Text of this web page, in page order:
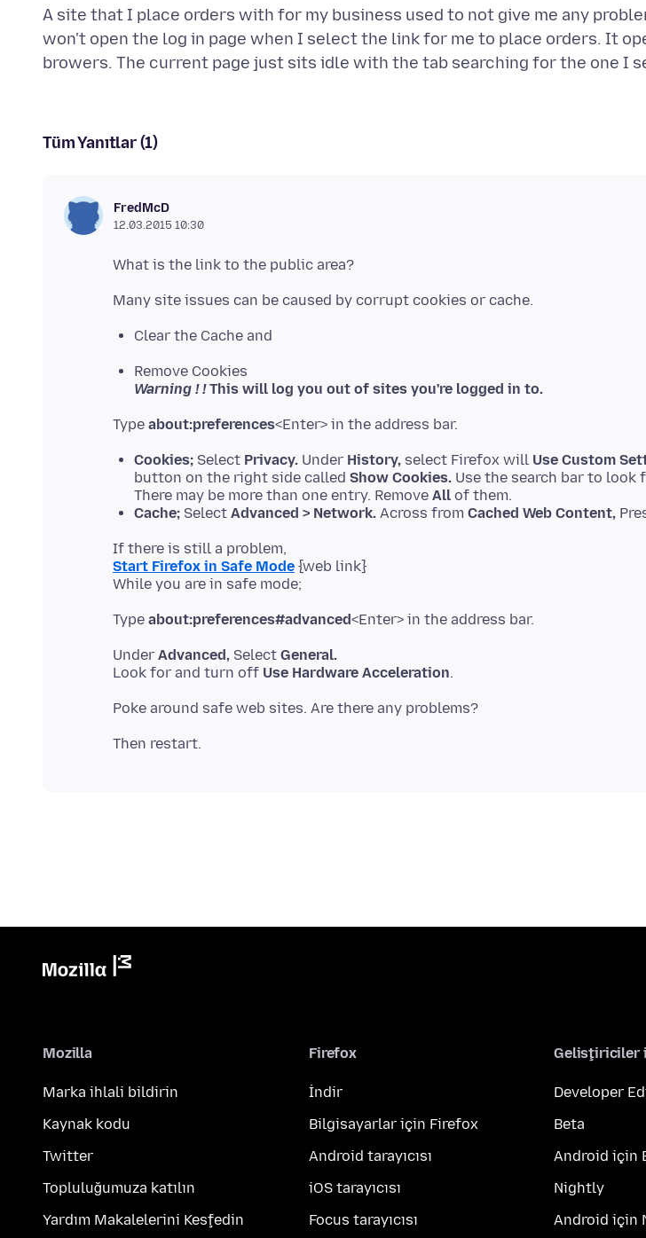
A site that I place orders with for my business used to not give me any
won't open the log in page when I select the link for me to place orders. It
Tüm Yanıtlar (1)
FredMcD
12.03.2015 10:30
Clear the Cache and
Remove Cookies
Warning ! !This will log you out of sites you're logged in to.
Type about:preferences
Cookies; Select Privacy. Under History, select Firefox will Use Custom
button on the right side called Show Cookies. Use the search bar to look
There may be more than one entry. Remove All of them.
Cache; Select Advanced > Network. Across from Cached Web Content,
Start Firefox in Safe Mode {web link}
Type about:preferences#advanced
Under Advanced, Select General.
Look for and turn off Use Hardware Acceleration
Mozilla
Marka ihlali bildirin
Kaynak kodu
Twitter
Topluluğumuza katılın
Yardım Makalelerini Keşfedin
Firefox
İndir
Bilgisayarlar için Firefox
Android tarayıcısı
iOS tarayıcısı
Focus tarayıcısı
Geliştiriciler
Developer
Beta
Android için
Nightly
Android için